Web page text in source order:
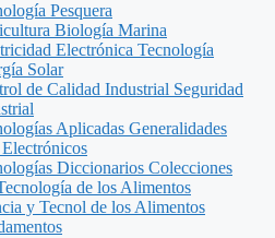
Pesquera
Biología Marina
Electrónica Tecnología
Solar
de Calidad Industrial Seguridad
Aplicadas Generalidades
Diccionarios Colecciones
de los Alimentos
y Tecnol de los Alimentos